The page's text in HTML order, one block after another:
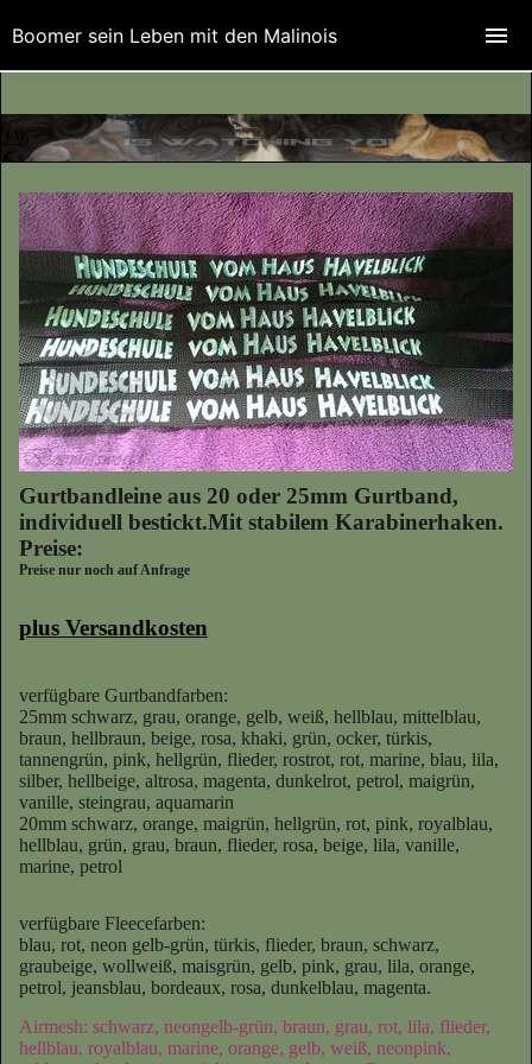
Gurtbandleine aus 20 oder 25mm Gurtband,
individuell bestickt.Mit stabilem Karabinerhaken.
Preise:
Preise nur noch auf Anfrage
plus Versandkosten
verfügbare Gurtbandfarben:
25mm schwarz, grau, orange, gelb, weiß, hellblau, mittelblau,
braun, hellbraun, beige, rosa, khaki, grün, ocker, türkis,
tannengrün, pink, hellgrün, flieder, rostrot, rot, marine, blau, lila,
silber, hellbeige, altrosa, magenta, dunkelrot, petrol, maigrün,
vanille, steingrau, aquamarin
20mm schwarz, orange, maigrün, hellgrün, rot, pink, royalblau,
hellblau, grün, grau, braun, flieder, rosa, beige, lila, vanille,
marine, petrol
verfügbare Fleecefarben:
blau, rot, neon gelb-grün, türkis, flieder, braun, schwarz,
graubeige, wollweiß, maisgrün, gelb, pink, grau, lila, orange,
petrol, jeansblau, bordeaux, rosa, dunkelblau, magenta.
Airmesh: schwarz, neongelb-grün, braun, grau, rot, lila, flieder,
hellblau, royalblau, marine, orange, gelb, weiß, neonpink,
Boomer sein Leben mit den Malinois